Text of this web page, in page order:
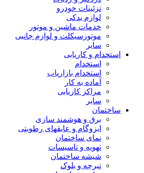
تزئینات خودرو
لوازم یدکی
خدمات ماشین و موتور
موتورسیکلت و لوازم جانبی
سایر
استخدام و کاریابی
استخدام
استخدام بازاریاب
آماده به کار
مراکز کاریابی
سایر
ساختمان
برق و هوشمند سازی
ایزوگام و عایقهای رطوبتی
نمای ساختمان
تهویه و تاسیسات
شیشه ساختمان
تیرچه و بلوک